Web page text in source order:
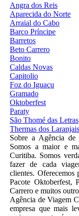
Angra dos Reis
Aparecida do Norte
Arraial do Cabo
Barco Príncipe
Barretos
Beto Carrero
Bonito
Caldas Novas
Capitolio
Foz do Iguaçu
Gramado
Oktoberfest
Paraty
São Thomé das Letras
Thermas dos Laranjais
Sobre a Agência
Somos a maior e
Curitiba. Somos
fazer de cada
clientes. Oferecemos
Pacote Oktoberfest,
Carrero e muitos
Agência de Viagem
empresa que mais